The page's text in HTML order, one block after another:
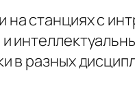
на станциях с
в разных